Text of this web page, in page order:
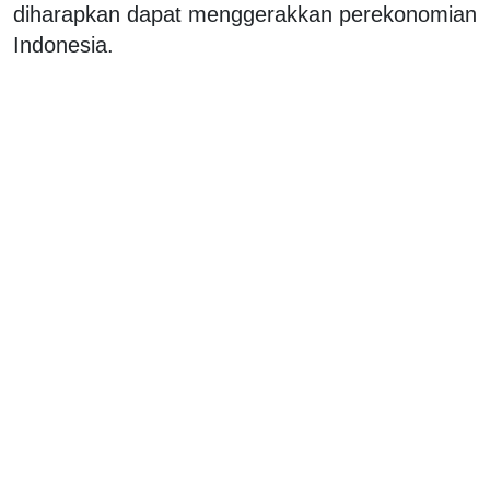
diharapkan dapat menggerakkan perekonomian
Indonesia.